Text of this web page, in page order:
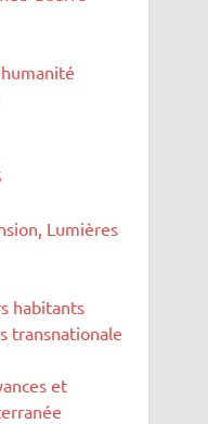
Lumières
habitants
transnationale
et